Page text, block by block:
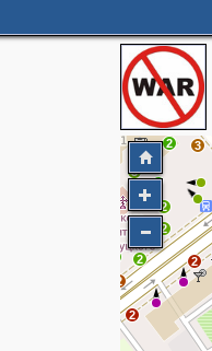
2
2
2
3
2
4
2
3
2
2
2